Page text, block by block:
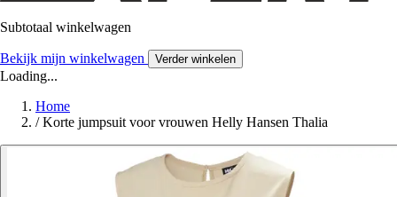
Subtotaal winkelwagen
Bekijk mijn winkelwagen Verder winkelen
Loading...
Home
/ Korte jumpsuit voor vrouwen Helly Hansen Thalia